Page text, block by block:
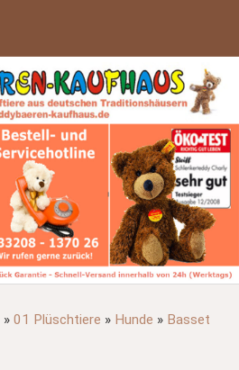
» 01 Plüschtiere » Hunde » Basset